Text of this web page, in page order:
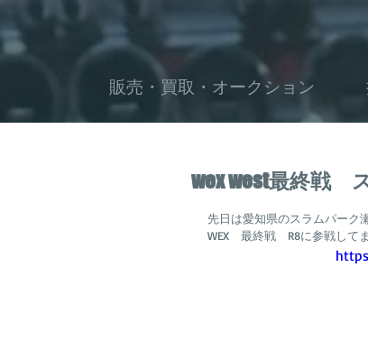
販売・買取・オークション
wex west最終戦
先日は愛知県のスラムパーク
WEX　最終戦　R8に参戦して